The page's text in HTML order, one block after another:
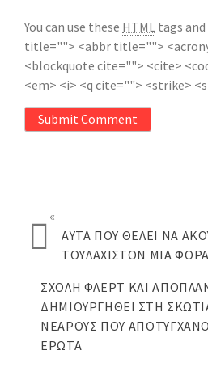
You can use these HTML tags
title=""> <abbr title="">
<blockquote cite=""> <cite>
<em> <i> <q cite=""> <strike>
Submit Comment
«
ΑΥΤΆ ΠΟΥ ΘΈΛΕΙ ΝΑ
ΤΟΥΛΆΧΙΣΤΟΝ ΜΊΑ
ΣΧΟΛΉ ΦΛΕΡΤ ΚΑΙ
ΔΗΜΙΟΥΡΓΗΘΕΊ ΣΤΗ
ΝΕΑΡΟΎΣ ΠΟΥ
ΈΡΩΤΑ